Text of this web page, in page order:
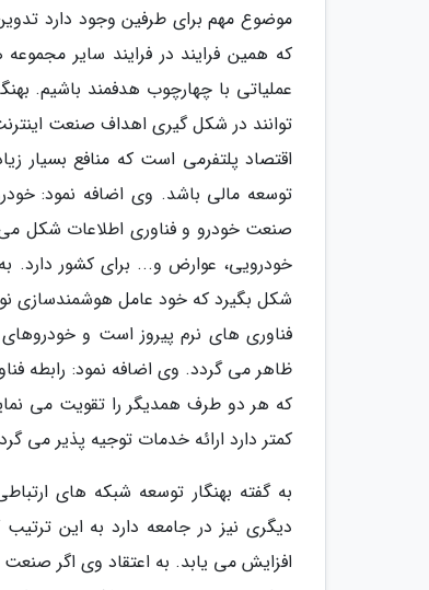
موضوع مهم برای طرفین وجود دارد تدوین
که همین فرایند در فرایند سایر
عملیاتی با چهارچوب هدفمند باشیم.
توانند در شکل گیری اهداف صنعت
اقتصاد پلتفرمی است که منافع بسیار
توسعه مالی باشد. وی اضافه نمود:
صنعت خودرو و فناوری اطلاعات شکل می
خودرویی، عوارض و... برای کشور دارد.
شکل بگیرد که خود عامل هوشمندسازی
فناوری های نرم پیروز است و
ظاهر می گردد. وی اضافه نمود: رابطه
که هر دو طرف همدیگر را تقویت می
کمتر دارد ارائه خدمات توجیه پذیر می
به گفته بهنگار توسعه شبکه های
دیگری نیز در جامعه دارد به این
افزایش می یابد. به اعتقاد وی اگر